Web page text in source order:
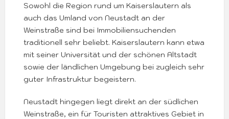
Sowohl die Region rund um Kaiserslautern als
auch das Umland von Neustadt an der
Weinstraße sind bei Immobiliensuchenden
traditionell sehr beliebt. Kaiserslautern kann etwa
mit seiner Universität und der schönen Altstadt
sowie der ländlichen Umgebung bei zugleich sehr
guter Infrastruktur begeistern.
Neustadt hingegen liegt direkt an der südlichen
Weinstraße, ein für Touristen attraktives Gebiet in